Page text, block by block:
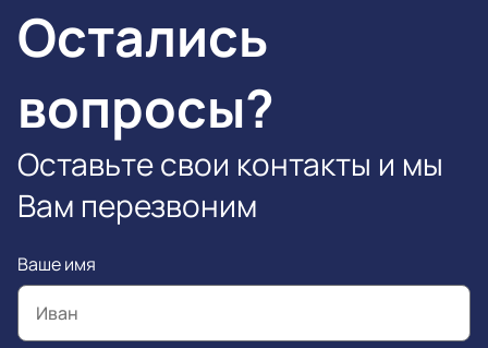
Остались
вопросы?
Оставьте свои контакты и мы
Вам перезвоним
Ваше имя